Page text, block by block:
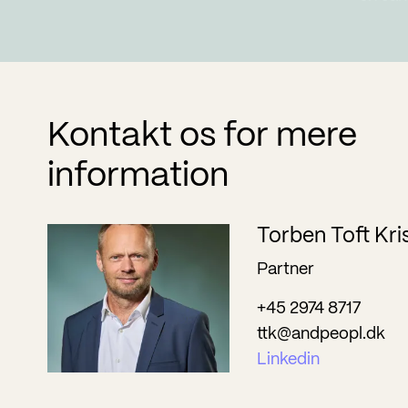
Kontakt os for mere
information
Torben Toft
Partner
+45 2974 8717
ttk@andpeopl.dk
Linkedin